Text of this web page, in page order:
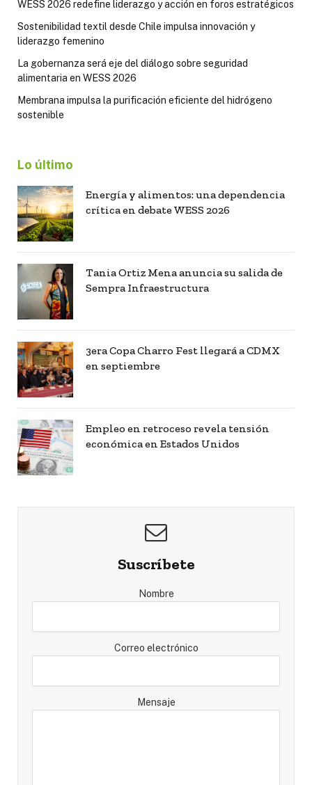
WESS 2026 redefine liderazgo y acción en foros estratégicos
Sostenibilidad textil desde Chile impulsa innovación y
liderazgo femenino
La gobernanza será eje del diálogo sobre seguridad
alimentaria en WESS 2026
Membrana impulsa la purificación eficiente del hidrógeno
sostenible
Lo último
Energía y alimentos: una dependencia
crítica en debate WESS 2026
Tania Ortiz Mena anuncia su salida de
Sempra Infraestructura
3era Copa Charro Fest llegará a CDMX
en septiembre
Empleo en retroceso revela tensión
económica en Estados Unidos
Suscríbete
Nombre
Correo electrónico
Mensaje